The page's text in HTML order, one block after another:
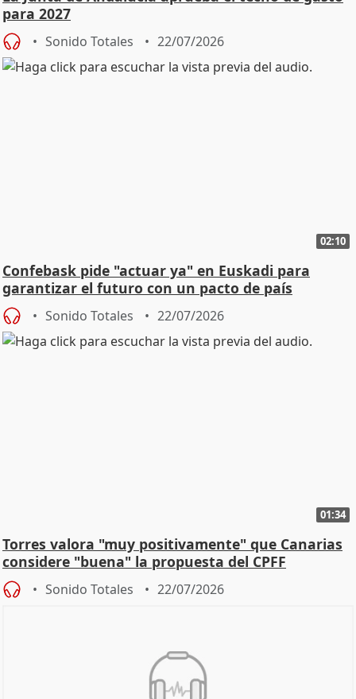
para 2027
Sonido Totales 22/07/2026
02:10
Confebask pide "actuar ya" en Euskadi para
garantizar el futuro con un pacto de país
Sonido Totales 22/07/2026
01:34
Torres valora "muy positivamente" que Canarias
considere "buena" la propuesta del CPFF
Sonido Totales 22/07/2026